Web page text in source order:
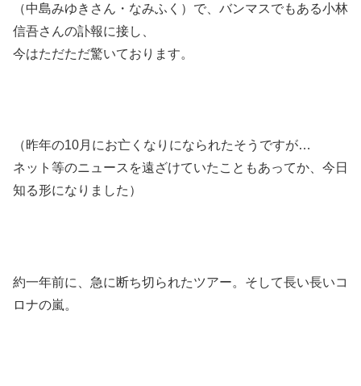
（中島みゆきさん・なみふく）で、バンマスでもある小林
信吾さんの訃報に接し、
今はただただ驚いております。
（昨年の10月にお亡くなりになられたそうですが…
ネット等のニュースを遠ざけていたこともあってか、今日
知る形になりました）
約一年前に、急に断ち切られたツアー。そして長い長いコ
ロナの嵐。